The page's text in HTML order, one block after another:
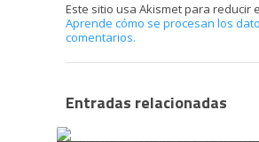
Este sitio usa Akismet para reducir
Aprende cómo se procesan los
comentarios.
Entradas relacionadas